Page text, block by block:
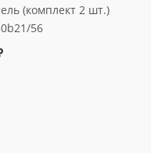
(комплект 2 шт.)
56